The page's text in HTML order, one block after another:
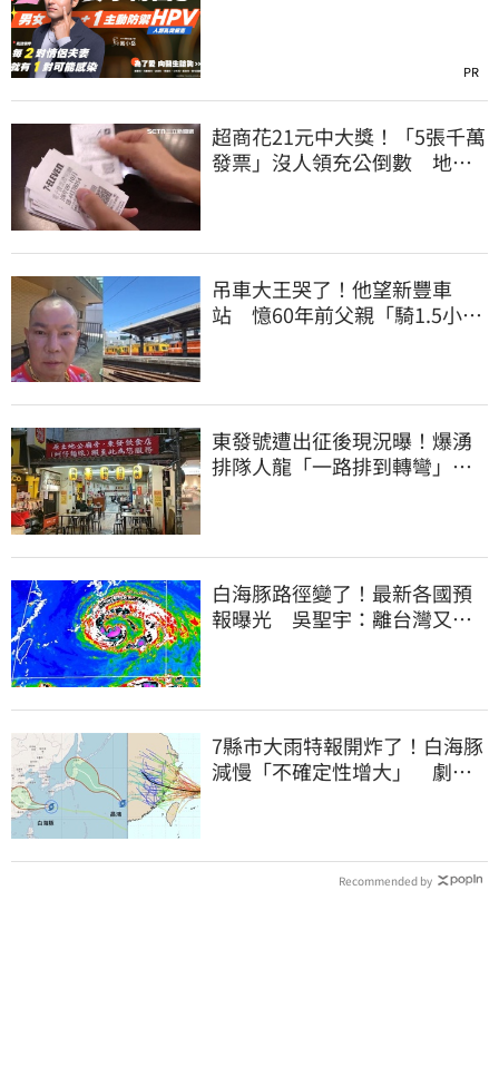
PR
超商花21元中大獎！「5張千萬
發票」沒人領充公倒數 地點
吊車大王哭了！他望新豐車
站 憶60年前父親「騎1.5小時
東發號遭出征後現況曝！爆湧
排隊人龍「一路排到轉彎」
白海豚路徑變了！最新各國預
報曝光 吳聖宇：離台灣又更
7縣市大雨特報開炸了！白海豚
減慢「不確定性增大」 劇烈
Recommended by